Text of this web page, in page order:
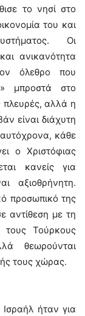
το νησί στο
του και
Οι
ανικανότητα
όλεθρο που
μπροστά στο
πλευρές, αλλά η
είναι διάχυτη
κάθε
ο Χριστόφιας
κανείς για
αξιοθρήνητη.
προσωπικό της
αντίθεση με τη
Τούρκους
θεωρούνται
τους χώρας.
ήταν για